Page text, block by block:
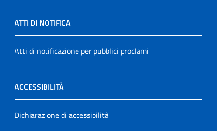
ATTI DI NOTIFICA
Atti di notificazione per pubblici proclami
ACCESSIBILITÀ
Dichiarazione di accessibilità